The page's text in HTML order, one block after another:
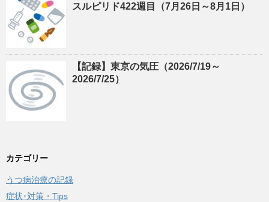
スルピリド422週目（7月26日～8月1日）
【記録】東京の気圧（2026/7/19～
2026/7/25）
カテゴリー
うつ病治療の記録
症状･対策・Tips